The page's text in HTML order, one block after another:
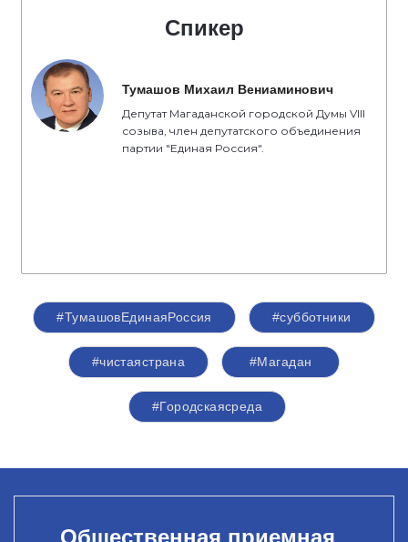
Спикер
Тумашов Михаил Вениаминович
Депутат Магаданской городской Думы VIII
созыва, член депутатского объединения
партии "Единая Россия".
#ТумашовЕдинаяРоссия #субботники
#чистаястрана #Магадан
#Городскаясреда
Общественная приемная